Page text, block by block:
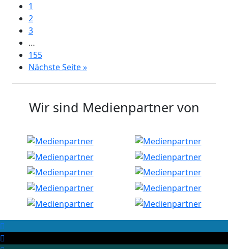
1
2
3
…
155
Nächste Seite »
Wir sind Medienpartner von